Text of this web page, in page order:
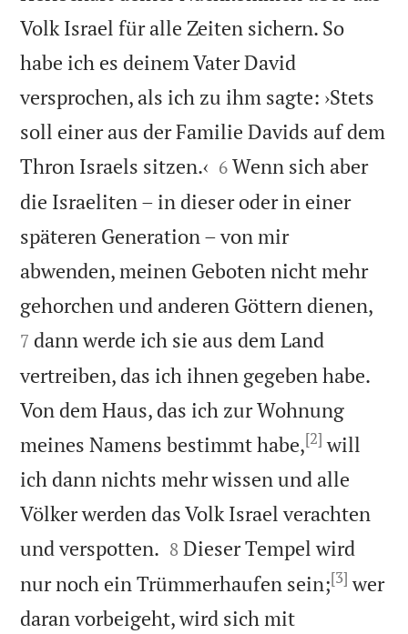
Volk Israel für alle Zeiten sichern. So
habe ich es deinem Vater David
versprochen, als ich zu ihm sagte: ›Stets
soll einer aus der Familie Davids auf dem
Thron Israels sitzen.‹ 

6 Wenn sich aber
die Israeliten – in dieser oder in einer
späteren Generation – von mir
abwenden, meinen Geboten nicht mehr
gehorchen und anderen Göttern dienen,
7 dann werde ich sie aus dem Land
vertreiben, das ich ihnen gegeben habe.
Von dem Haus, das ich zur Wohnung
meines Namens bestimmt habe,[2] will
ich dann nichts mehr wissen und alle
Völker werden das Volk Israel verachten
und verspotten. 

8 Dieser Tempel wird
nur noch ein Trümmerhaufen sein;[3] wer
daran vorbeigeht, wird sich mit